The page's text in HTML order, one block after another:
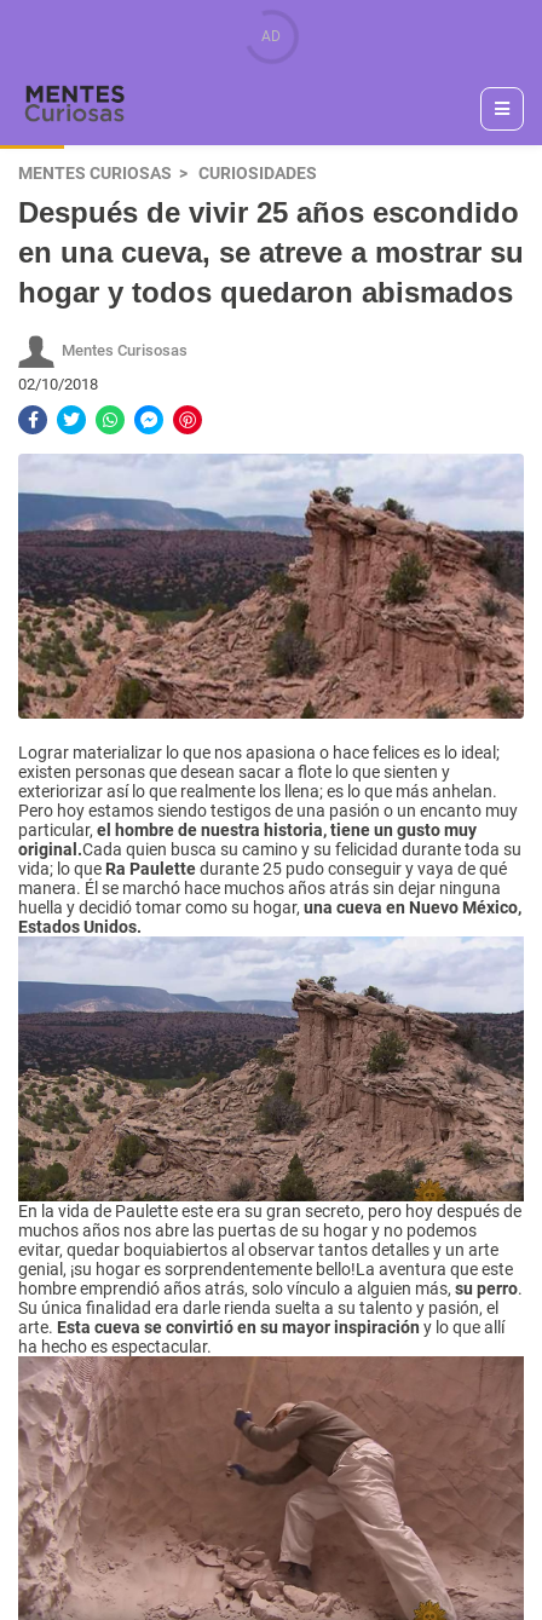
MENTES CURIOSAS CURIOSIDADES
Después de vivir 25 años escondido
en una cueva, se atreve a mostrar su
hogar y todos quedaron abismados
Mentes Curisosas
02/10/2018
Lograr materializar lo que nos apasiona o hace felices es lo ideal;
existen personas que desean sacar a flote lo que sienten y
exteriorizar así lo que realmente los llena; es lo que más anhelan.
Pero hoy estamos siendo testigos de una pasión o un encanto muy
particular, el hombre de nuestra historia, tiene un gusto muy
original.Cada quien busca su camino y su felicidad durante toda su
vida; lo que Ra Paulettedurante 25 pudo conseguir y vaya de qué
manera. Él se marchó hace muchos años atrás sin dejar ninguna
huella y decidió tomar como su hogar, una cueva en Nuevo México,
Estados Unidos.
En la vida de Paulette este era su gran secreto, pero hoy después de
muchos años nos abre las puertas de su hogar y no podemos
evitar, quedar boquiabiertos al observar tantos detalles y un arte
genial, ¡su hogar es sorprendentemente bello!La aventura que este
hombre emprendió años atrás, solo vínculo a alguien más, su perro.
Su única finalidad era darle rienda suelta a su talento y pasión, el
arte. Esta cueva se convirtió en su mayor inspiración y lo que allí
ha hecho es espectacular.